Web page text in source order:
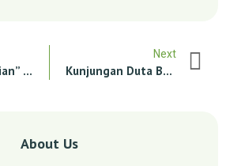
“Atraksi Kesenian” Wayang Golek
Next
Kunjungan Duta Besar Republik Federal Jerman Di Pesisir Minahasa Utara
About Us